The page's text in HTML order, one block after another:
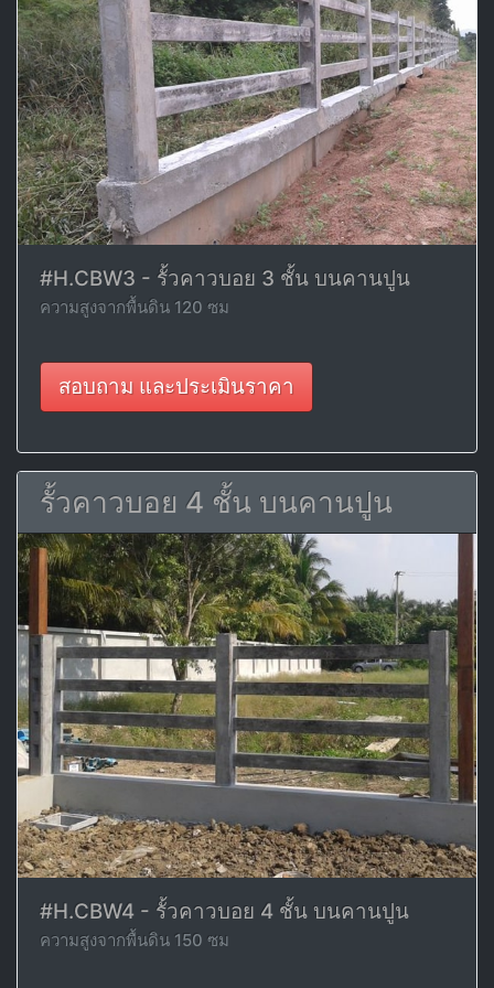
#H.CBW3 - รั้วคาวบอย 3 ชั้น บนคานปูน
ความสูงจากพื้นดิน 120 ซม
สอบถาม และประเมินราคา
รั้วคาวบอย 4 ชั้น บนคานปูน
#H.CBW4 - รั้วคาวบอย 4 ชั้น บนคานปูน
ความสูงจากพื้นดิน 150 ซม